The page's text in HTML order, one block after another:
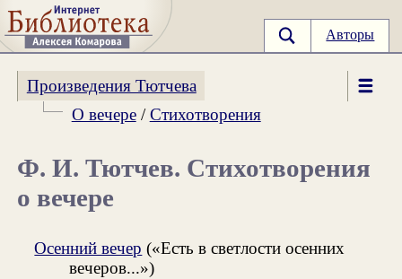
Авторы
Произведения Тютчева
О вечере/Стихотворения
Ф. И. Тютчев. Стихотворения
о вечере
Осенний вечер («Есть в светлости осенних
вечеров...»)